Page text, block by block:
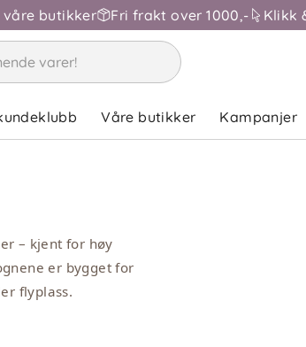
butikker Fri frakt over 1000,- Klikk
Våre butikker Kampanjer
– kjent for høy
er bygget for
flyplass.